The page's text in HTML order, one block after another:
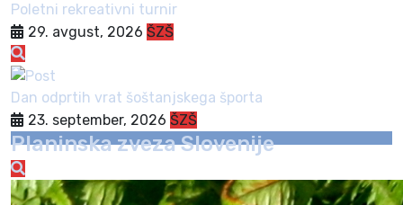
Poletni rekreativni turnir
29. avgust, 2026 ŠZŠ
Dan odprtih vrat šoštanjskega športa
23. september, 2026 ŠZŠ
Planinska zveza Slovenije